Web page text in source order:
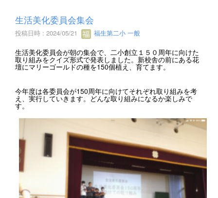
生活美化委員会集会
投稿日時 : 2024/05/21 福生第二小 一般
生活美化委員会が朝の集会で、二小創立１５０周年に向けた
取り組みをクイズ形式で発表しました。新校舎の前にある花
壇にマリーゴールドの種を150個植え、育てます。
今年度は各委員会が150周年に向けてそれぞれ取り組みを考
え、実行していきます。どんな取り組みになるか楽しみで
す。